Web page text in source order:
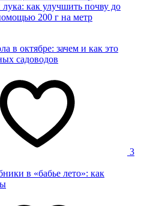
как улучшить почву до
200 г на метр
в октябре: зачем и как это
садоводов
3
в «бабье лето»: как